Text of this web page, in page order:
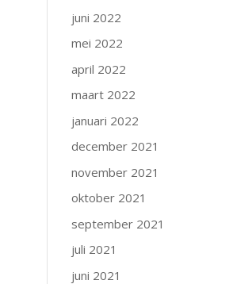
juni 2022
mei 2022
april 2022
maart 2022
januari 2022
december 2021
november 2021
oktober 2021
september 2021
juli 2021
juni 2021